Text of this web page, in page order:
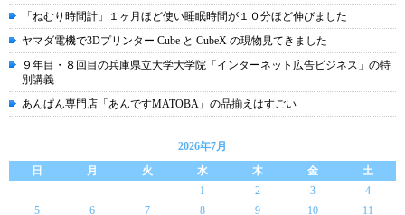
「ねむり時間計」１ヶ月ほど使い睡眠時間が１０分ほど伸びました
ヤマダ電機で3Dプリンター Cube と CubeX の現物見てきました
９年目・８回目の兵庫県立大学大学院「インターネット広告ビジネス」の特
別講義
あんぱん専門店「あんですMATOBA」の品揃えはすごい
2026年7月
日
月 火 水 木 金
土
1
2 3
4
5
6 7 8 9 10
11